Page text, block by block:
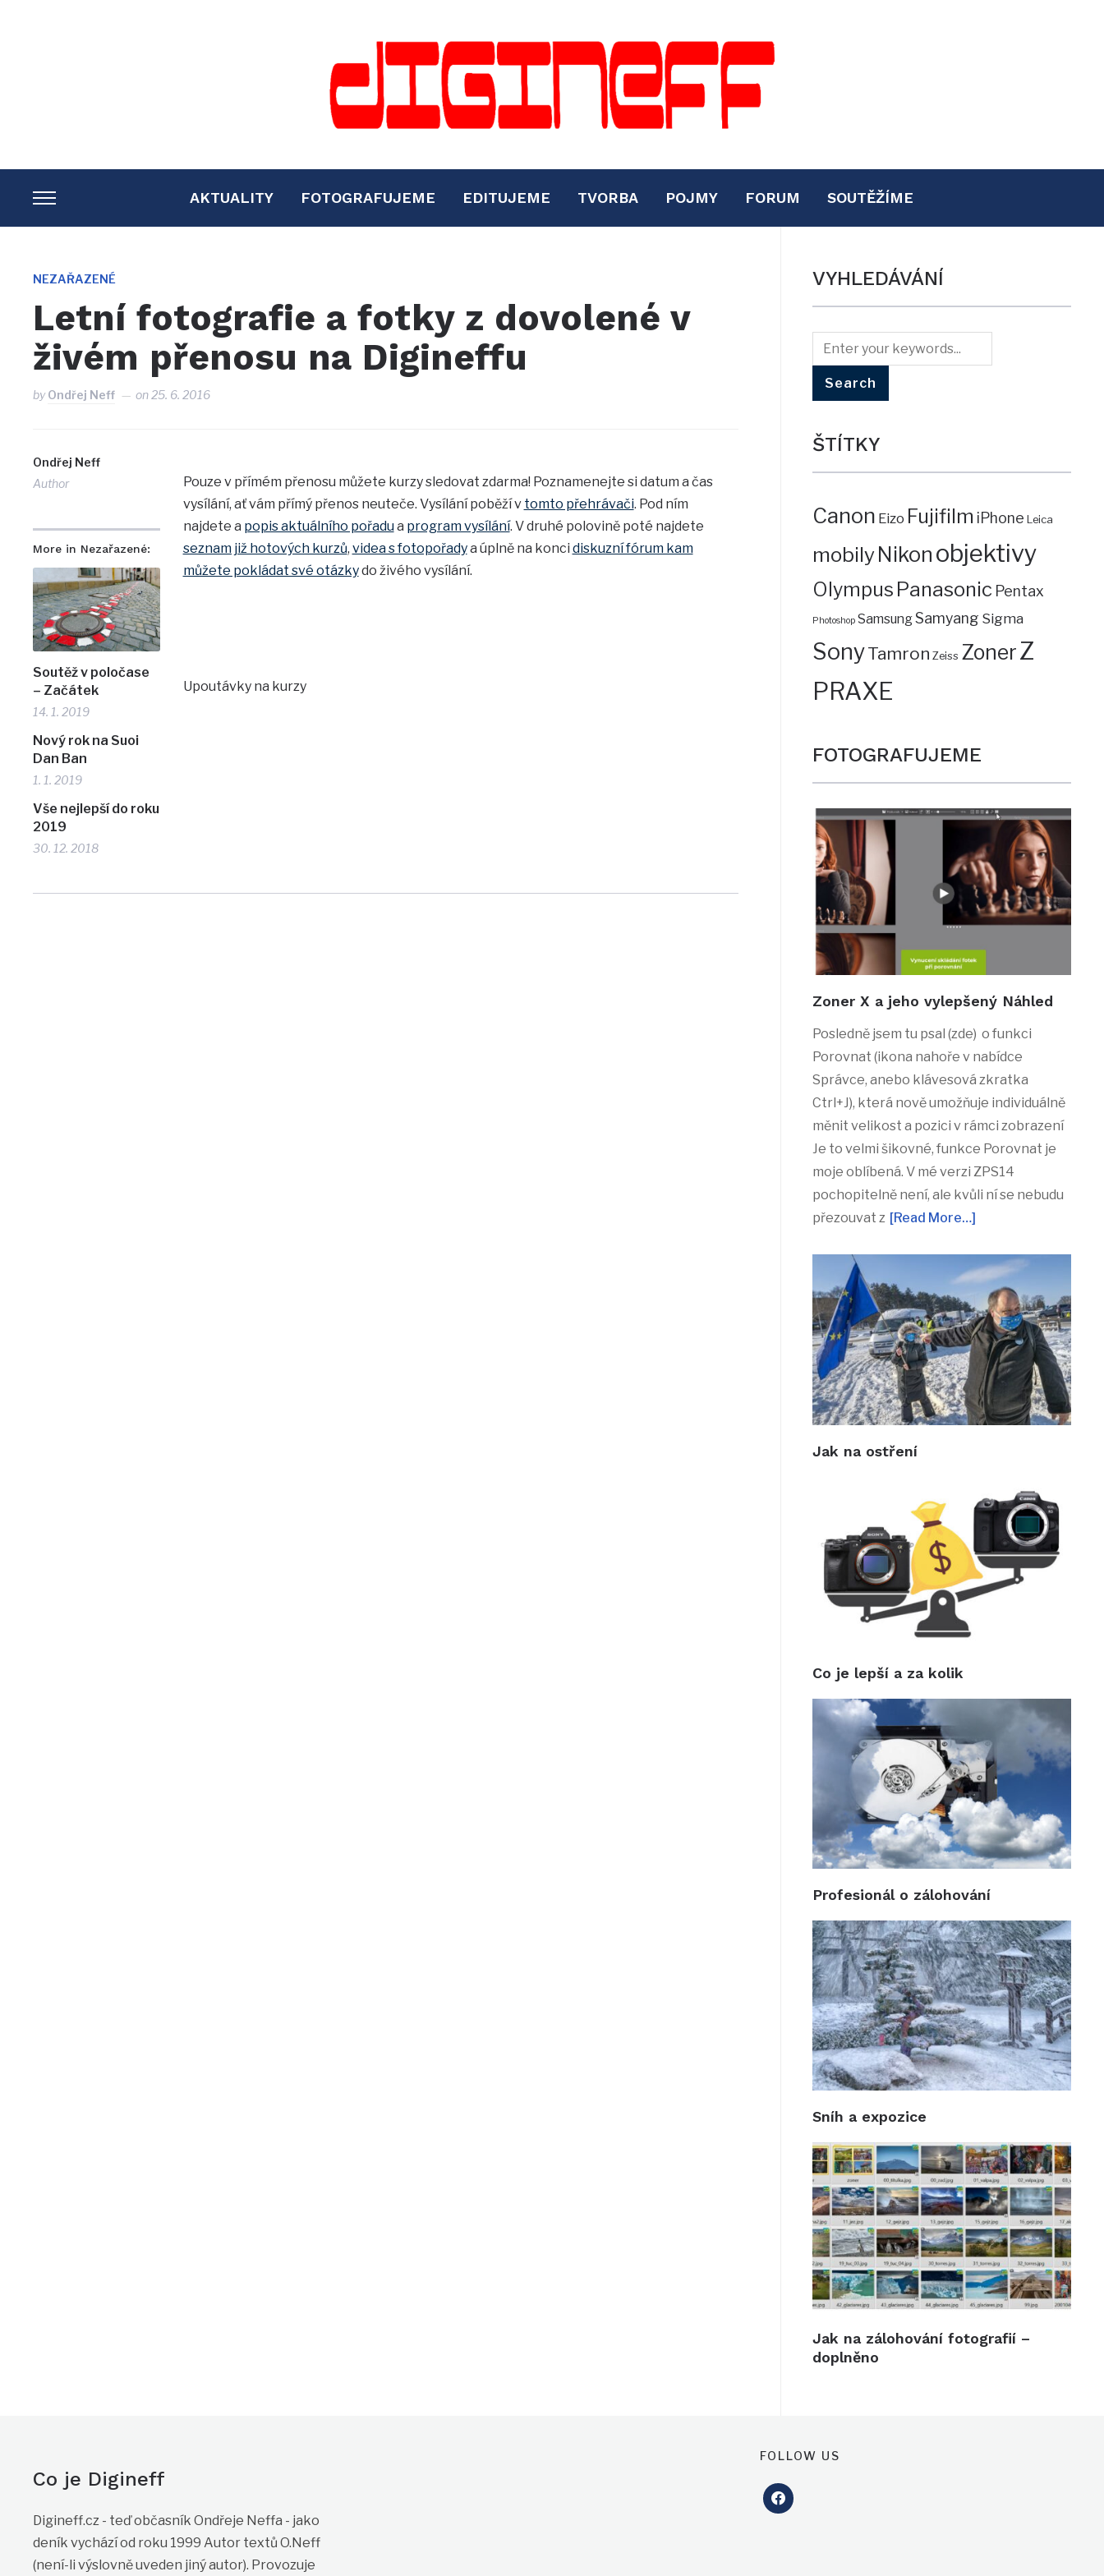
TOGGLE
SIDEBAR
NAVIGATION
AKTUALITY FOTOGRAFUJEME EDITUJEME TVORBA POJMY FORUM SOUTĚŽÍME
NEZAŘAZENÉ
Letní fotografie a fotky z dovolené v
živém přenosu na Digineffu
byOndřej Neff on25. 6. 2016
Ondřej Neff
Author
More in Nezařazené:
Soutěž v poločase
– Začátek
14. 1. 2019
Nový rok na Suoi
Dan Ban
1. 1. 2019
Vše nejlepší do roku
2019
30. 12. 2018
Pouze v přímém přenosu můžete kurzy sledovat zdarma! Poznamenejte si datum a čas
vysílání, ať vám přímý přenos neuteče. Vysílání poběží v tomto přehrávači. Pod ním
najdete a popis aktuálního pořadua program vysílání. V druhé polovině poté najdete
seznam již hotových kurzů, videa s fotopořadya úplně na konci diskuzní fórum kam
můžete pokládat své otázkydo živého vysílání.
Upoutávky na kurzy
VYHLEDÁVÁNÍ
ŠTÍTKY
Canon Eizo Fujifilm iPhone Leica
mobilyNikon objektivy
Olympus Panasonic Pentax
Photoshop SamsungSamyang Sigma
SonyTamron Zeiss ZonerZ
PRAXE
FOTOGRAFUJEME
Zoner X a jeho vylepšený Náhled
Posledně jsem tu psal (zde) o funkci
Porovnat (ikona nahoře v nabídce
Správce, anebo klávesová zkratka
Ctrl+J), která nově umožňuje individuálně
měnit velikost a pozici v rámci zobrazení
Je to velmi šikovné, funkce Porovnat je
moje oblíbená. V mé verzi ZPS14
pochopitelně není, ale kvůli ní se nebudu
přezouvat z [Read More…]
Jak na ostření
Co je lepší a za kolik
Profesionál o zálohování
Sníh a expozice
Jak na zálohování fotografií –
doplněno
Co je Digineff
Digineff.cz - teď občasník Ondřeje Neffa - jako
deník vychází od roku 1999 Autor textů O.Neff
(není-li výslovně uveden jiný autor). Provozuje
FOLLOW US
facebook